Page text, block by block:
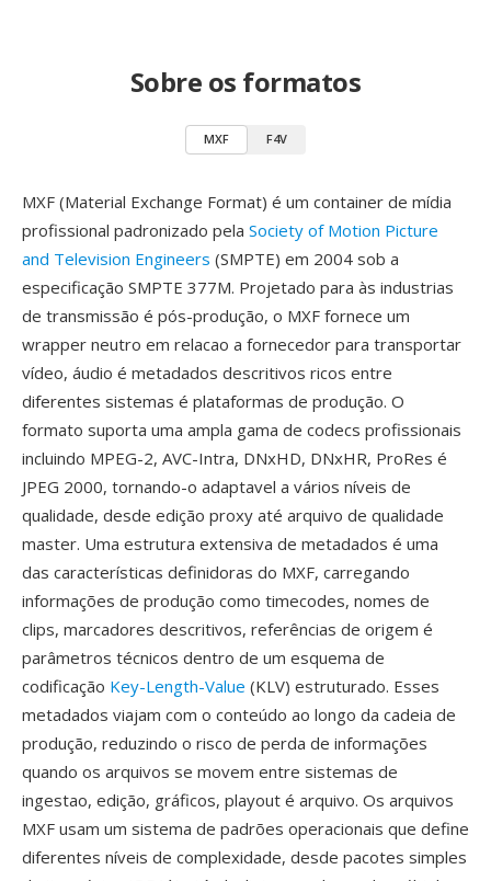
Sobre os formatos
MXF F4V
MXF (Material Exchange Format) é um container de mídia
profissional padronizado pela Society of Motion Picture
and Television Engineers (SMPTE) em 2004 sob a
especificação SMPTE 377M. Projetado para às industrias
de transmissão é pós-produção, o MXF fornece um
wrapper neutro em relacao a fornecedor para transportar
vídeo, áudio é metadados descritivos ricos entre
diferentes sistemas é plataformas de produção. O
formato suporta uma ampla gama de codecs profissionais
incluindo MPEG-2, AVC-Intra, DNxHD, DNxHR, ProRes é
JPEG 2000, tornando-o adaptavel a vários níveis de
qualidade, desde edição proxy até arquivo de qualidade
master. Uma estrutura extensiva de metadados é uma
das características definidoras do MXF, carregando
informações de produção como timecodes, nomes de
clips, marcadores descritivos, referências de origem é
parâmetros técnicos dentro de um esquema de
codificação Key-Length-Value (KLV) estruturado. Esses
metadados viajam com o conteúdo ao longo da cadeia de
produção, reduzindo o risco de perda de informações
quando os arquivos se movem entre sistemas de
ingestao, edição, gráficos, playout é arquivo. Os arquivos
MXF usam um sistema de padrões operacionais que define
diferentes níveis de complexidade, desde pacotes simples